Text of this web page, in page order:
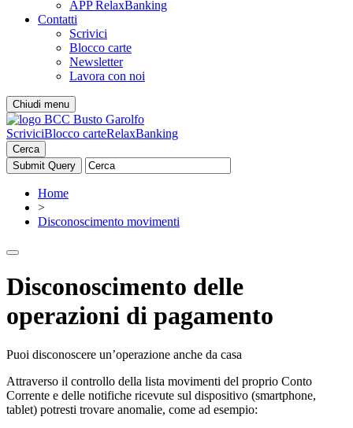
APP RelaxBanking
Contatti
Scrivici
Blocco carte
Newsletter
Lavora con noi
Chiudi menu
ScriviciBlocco carteRelaxBanking
Cerca
Home
>
Disconoscimento movimenti
Disconoscimento delle
operazioni di pagamento
Puoi disconoscere un’operazione anche da casa
Attraverso il controllo della lista movimenti del proprio Conto
Corrente e delle notifiche ricevute sul dispositivo (smartphone,
tablet) potresti trovare anomalie, come ad esempio: